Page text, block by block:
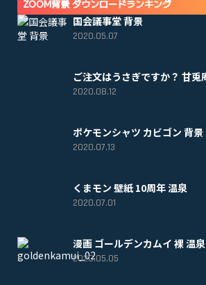
ZOOM背景 ダウンロードランキング
国会議事堂 背景
2020.05.07
ご注文はうさぎですか？ 甘兎
2020.08.12
ポケモンシャツ カビゴン 背景
2020.07.13
くまモン 壁紙 10周年 温泉
2020.07.01
漫画 ゴールデンカムイ 裸 温
2020.05.05